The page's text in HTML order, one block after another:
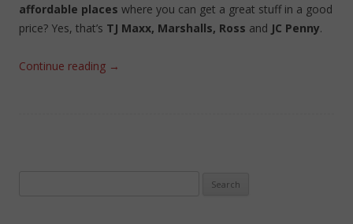
affordable places where you can get a great stuff in a good
price? Yes, that’s TJ Maxx, Marshalls, Ross and JC Penny.
Continue reading →